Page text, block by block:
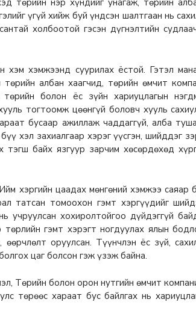
төрийн нэр хүндийг унагаж, төрийн
үгүй хийж буй үндсэн шалтгаан нь
холбоотой гэсэн дүгнэлтийн
хэм хэмжээнд суурилах ёстой. Гэтэл
албан хаагчид, төрийн өмчит
болон ёс зүйн хариуцлагын
тогтоомж цөөнгүй боловч хууль
бусаар ажиллаж чаддаггүй, алба
хэл захиалгаар хэрэг үүсгэн, шийддэг
байх язгуур зарчим хөсөрдөхөд
хэргийн цаадах мөнгөний хэмжээ саяар
татсан томоохон гэмт хэргүүдийг
учруулсан хохиролтойгоо дүйдэггүй
гэмт хэрэгт ногдуулах ялын
оруулсан. Түүнчлэн ёс зүй,
цаг болсон гэж үзэж байна.
Төрийн болон орон нутгийн өмчит
төрөөс хараат бус байлгах нь